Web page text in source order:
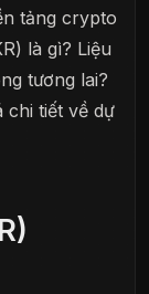
tảng crypto
là gì? Liệu
tương lai?
chi tiết về dự